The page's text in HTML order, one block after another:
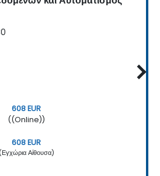
608 EUR
((Online))
608 EUR
(Εγχώρια Αίθουσα)